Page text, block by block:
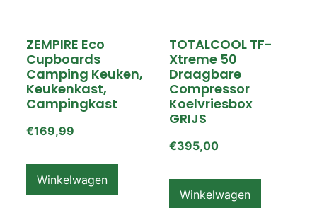
ZEMPIRE Eco
Cupboards
Camping Keuken,
Keukenkast,
Campingkast
€169,99
Winkelwagen
TOTALCOOL TF-
Xtreme 50
Draagbare
Compressor
Koelvriesbox
GRIJS
€395,00
Winkelwagen